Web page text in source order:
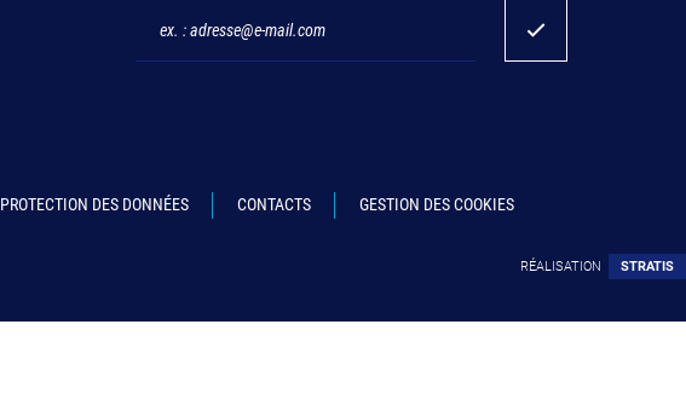
PROTECTION DES DONNÉES CONTACTS GESTION DES COOKIES
RÉALISATION STRATIS